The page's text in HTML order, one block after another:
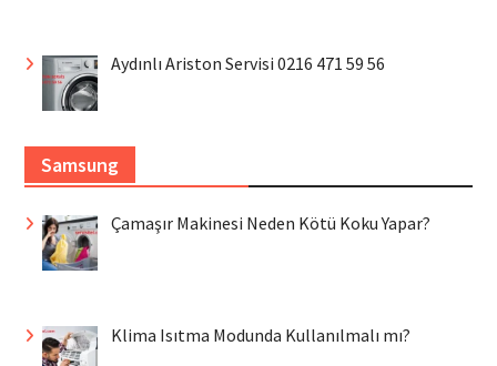
Aydınlı Ariston Servisi 0216 471 59 56
Samsung
Çamaşır Makinesi Neden Kötü Koku Yapar?
Klima Isıtma Modunda Kullanılmalı mı?